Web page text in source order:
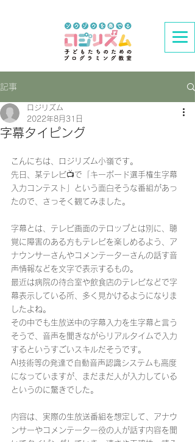
記事
字幕タイピング
ロジリズム
2022年8月31日
こんにちは、ロジリズム小嶺です。
先日、某テレビ📺で「キーボード選手権生字幕
入力コンテスト」という面白そうな番組があっ
たので、さっそく観てみました。
字幕とは、テレビ画面のテロップとは別に、聴
覚に障害のある方もテレビを楽しめるよう、ア
ナウンサーさんやコメンテーターさんの話す音
声情報などを文字で表示するもの。
最近は病院の待合室や飲食店のテレビなどで字
幕表示している所、多く見かけるようになりま
したよね。
その中でも生放送中の字幕入力を生字幕と言う
そうで、音声を聞きながらリアルタイムで入力
するというすごいスキルだそうです。
AI技術等の発達で自動音声認識システムも高度
になっていますが、まだまだ人が入力している
というのに驚きでした。
内容は、実際の生放送番組を想定して、アナウ
ンサーやコメンテーター役の人が話す内容を聞